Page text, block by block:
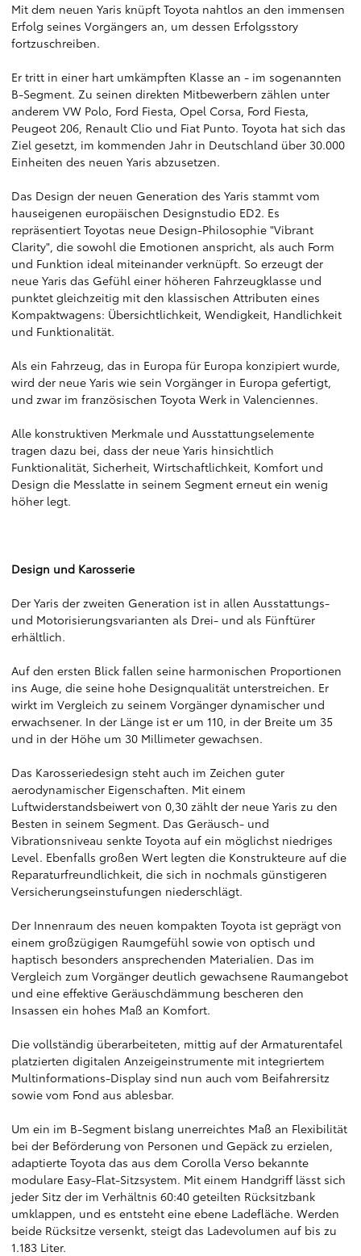
Mit dem neuen Yaris knüpft Toyota nahtlos an den immensen
Erfolg seines Vorgängers an, um dessen Erfolgsstory
fortzuschreiben.
Er tritt in einer hart umkämpften Klasse an - im sogenannten
B-Segment. Zu seinen direkten Mitbewerbern zählen unter
anderem VW Polo, Ford Fiesta, Opel Corsa, Ford Fiesta,
Peugeot 206, Renault Clio und Fiat Punto. Toyota hat sich das
Ziel gesetzt, im kommenden Jahr in Deutschland über 30.000
Einheiten des neuen Yaris abzusetzen.
Das Design der neuen Generation des Yaris stammt vom
hauseigenen europäischen Designstudio ED2. Es
repräsentiert Toyotas neue Design-Philosophie "Vibrant
Clarity", die sowohl die Emotionen anspricht, als auch Form
und Funktion ideal miteinander verknüpft. So erzeugt der
neue Yaris das Gefühl einer höheren Fahrzeugklasse und
punktet gleichzeitig mit den klassischen Attributen eines
Kompaktwagens: Übersichtlichkeit, Wendigkeit, Handlichkeit
und Funktionalität.
Als ein Fahrzeug, das in Europa für Europa konzipiert wurde,
wird der neue Yaris wie sein Vorgänger in Europa gefertigt,
und zwar im französischen Toyota Werk in Valenciennes.
Alle konstruktiven Merkmale und Ausstattungselemente
tragen dazu bei, dass der neue Yaris hinsichtlich
Funktionalität, Sicherheit, Wirtschaftlichkeit, Komfort und
Design die Messlatte in seinem Segment erneut ein wenig
höher legt.
Design und Karosserie
Der Yaris der zweiten Generation ist in allen Ausstattungs-
und Motorisierungsvarianten als Drei- und als Fünftürer
erhältlich.
Auf den ersten Blick fallen seine harmonischen Proportionen
ins Auge, die seine hohe Designqualität unterstreichen. Er
wirkt im Vergleich zu seinem Vorgänger dynamischer und
erwachsener. In der Länge ist er um 110, in der Breite um 35
und in der Höhe um 30 Millimeter gewachsen.
Das Karosseriedesign steht auch im Zeichen guter
aerodynamischer Eigenschaften. Mit einem
Luftwiderstandsbeiwert von 0,30 zählt der neue Yaris zu den
Besten in seinem Segment. Das Geräusch- und
Vibrationsniveau senkte Toyota auf ein möglichst niedriges
Level. Ebenfalls großen Wert legten die Konstrukteure auf die
Reparaturfreundlichkeit, die sich in nochmals günstigeren
Versicherungseinstufungen niederschlägt.
Der Innenraum des neuen kompakten Toyota ist geprägt von
einem großzügigen Raumgefühl sowie von optisch und
haptisch besonders ansprechenden Materialien. Das im
Vergleich zum Vorgänger deutlich gewachsene Raumangebot
und eine effektive Geräuschdämmung bescheren den
Insassen ein hohes Maß an Komfort.
Die vollständig überarbeiteten, mittig auf der Armaturentafel
platzierten digitalen Anzeigeinstrumente mit integriertem
Multinformations-Display sind nun auch vom Beifahrersitz
sowie vom Fond aus ablesbar.
Um ein im B-Segment bislang unerreichtes Maß an Flexibilität
bei der Beförderung von Personen und Gepäck zu erzielen,
adaptierte Toyota das aus dem Corolla Verso bekannte
modulare Easy-Flat-Sitzsystem. Mit einem Handgriff lässt sich
jeder Sitz der im Verhältnis 60:40 geteilten Rücksitzbank
umklappen, und es entsteht eine ebene Ladefläche. Werden
beide Rücksitze versenkt, steigt das Ladevolumen auf bis zu
1.183 Liter.